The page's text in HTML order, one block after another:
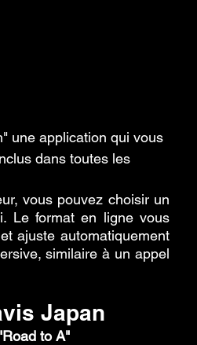
une application qui vous
dans toutes les
vous pouvez choisir un
Le format en ligne vous
ajuste automatiquement
similaire à un appel
Japan
to A"